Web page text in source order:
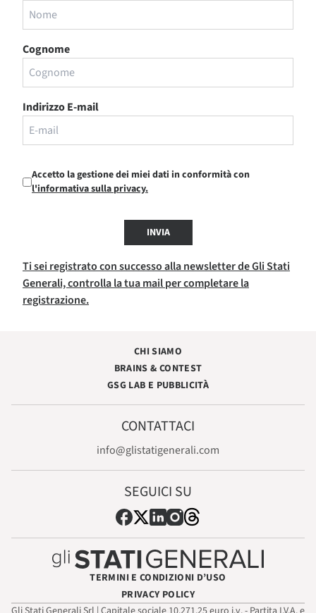
Cognome
Indirizzo E-mail
Accetto la gestione dei miei dati in conformità con
l'informativa sulla privacy.
INVIA
Ti sei registrato con successo alla newsletter de Gli Stati
Generali, controlla la tua mail per completare la
registrazione.
CHI SIAMO
BRAINS & CONTEST
GSG LAB E PUBBLICITÀ
CONTATTACI
info@glistatigenerali.com
SEGUICI SU
TERMINI E CONDIZIONI D’USO
PRIVACY POLICY